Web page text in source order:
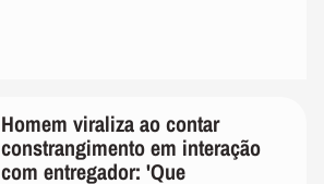
Homem viraliza ao contar
constrangimento em interação
com entregador: 'Que